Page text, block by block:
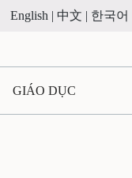
English | 中文 | 한국어
GIÁO DỤC